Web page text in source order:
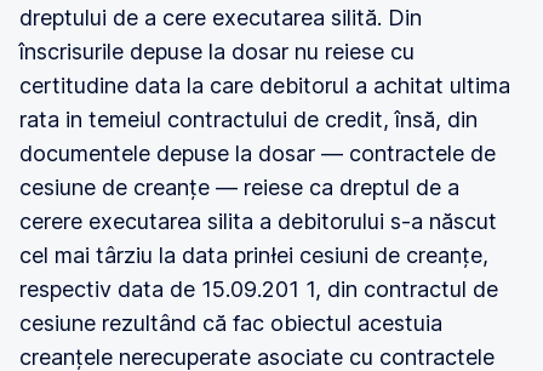
dreptului de a cere executarea silită. Din
înscrisurile depuse la dosar nu reiese cu
certitudine data la care debitorul a achitat ultima
rata in temeiul contractului de credit, însă, din
documentele depuse la dosar — contractele de
cesiune de creanțe — reiese ca dreptul de a
cerere executarea silita a debitorului s-a născut
cel mai târziu la data prinłei cesiuni de creanțe,
respectiv data de 15.09.201 1, din contractul de
cesiune rezultând că fac obiectul acestuia
creanțele nerecuperate asociate cu contractele